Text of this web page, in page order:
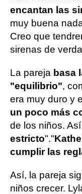
encantan las
muy buena
Creo que
sirenas de
La pareja basa
"equilibrio",
era muy duro y
un poco más
de los niños.
estricto"."
cumplir las
Así, la pareja
niños crecer.